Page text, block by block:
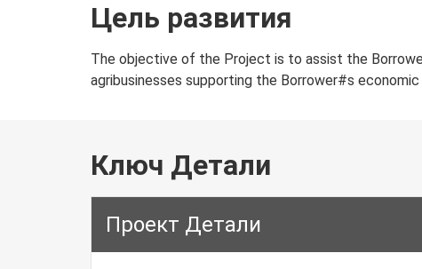
Цель развития
The objective of the Project is to assist the
agribusinesses supporting the Borrower#s
Ключ Детали
Проект Детали